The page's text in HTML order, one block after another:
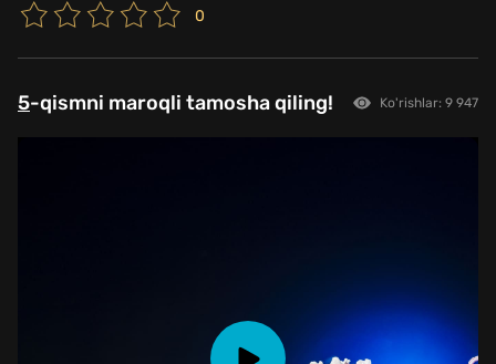
0
5-qismni maroqli tamosha qiling! Ko'rishlar: 9 947